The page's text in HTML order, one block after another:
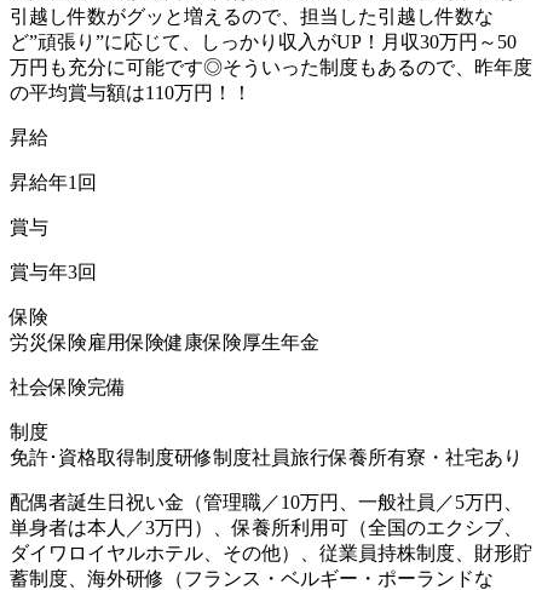
引越し件数がグッと増えるので、担当した引越し件数な
ど”頑張り”に応じて、しっかり収入がUP！月収30万円～50
万円も充分に可能です◎そういった制度もあるので、昨年度
の平均賞与額は110万円！！
昇給
昇給年1回
賞与
賞与年3回
保険
労災保険雇用保険健康保険厚生年金
社会保険完備
制度
免許･資格取得制度研修制度社員旅行保養所有寮・社宅あり
配偶者誕生日祝い金（管理職／10万円、一般社員／5万円、
単身者は本人／3万円）、保養所利用可（全国のエクシブ、
ダイワロイヤルホテル、その他）、従業員持株制度、財形貯
蓄制度、海外研修（フランス・ベルギー・ポーランドな